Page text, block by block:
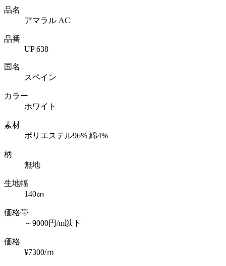
品名
アマラル AC
品番
UP 638
国名
スペイン
カラー
ホワイト
素材
ポリエステル96% 綿4%
柄
無地
生地幅
140㎝
価格帯
～9000円/m以下
価格
¥7300/ｍ